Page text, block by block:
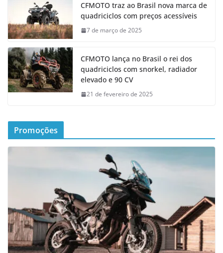
CFMOTO traz ao Brasil nova marca de
quadriciclos com preços acessíveis
7 de março de 2025
CFMOTO lança no Brasil o rei dos
quadriciclos com snorkel, radiador
elevado e 90 CV
21 de fevereiro de 2025
Promoções